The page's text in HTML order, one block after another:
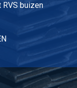
buizen